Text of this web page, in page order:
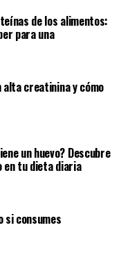
de los alimentos:
para una
alta creatinina y cómo
un huevo? Descubre
en tu dieta diaria
si consumes